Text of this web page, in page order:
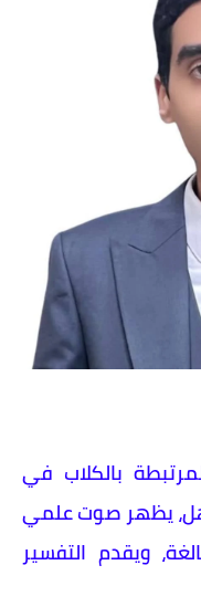
بالكلاب في
يظهر صوت علمي
ويقدم التفسير